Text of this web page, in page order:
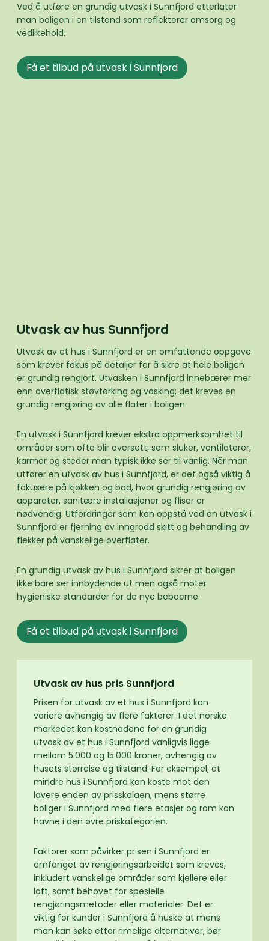
Ved å utføre en grundig utvask i Sunnfjord etterlater
man boligen i en tilstand som reflekterer omsorg og
vedlikehold.
Få et tilbud på utvask i Sunnfjord
Utvask av hus Sunnfjord
Utvask av et hus i Sunnfjord er en omfattende oppgave
som krever fokus på detaljer for å sikre at hele boligen
er grundig rengjort. Utvasken i Sunnfjord innebærer mer
enn overflatisk støvtørking og vasking; det kreves en
grundig rengjøring av alle flater i boligen.
En utvask i Sunnfjord krever ekstra oppmerksomhet til
områder som ofte blir oversett, som sluker, ventilatorer,
karmer og steder man typisk ikke ser til vanlig. Når man
utfører en utvask av hus i Sunnfjord, er det også viktig å
fokusere på kjøkken og bad, hvor grundig rengjøring av
apparater, sanitære installasjoner og fliser er
nødvendig. Utfordringer som kan oppstå ved en utvask i
Sunnfjord er fjerning av inngrodd skitt og behandling av
flekker på vanskelige overflater.
En grundig utvask av hus i Sunnfjord sikrer at boligen
ikke bare ser innbydende ut men også møter
hygieniske standarder for de nye beboerne.
Få et tilbud på utvask i Sunnfjord
Utvask av hus pris Sunnfjord
Prisen for utvask av et hus i Sunnfjord kan
variere avhengig av flere faktorer. I det norske
markedet kan kostnadene for en grundig
utvask av et hus i Sunnfjord vanligvis ligge
mellom 5.000 og 15.000 kroner, avhengig av
husets størrelse og tilstand. For eksempel; et
mindre hus i Sunnfjord kan koste mot den
lavere enden av prisskalaen, mens større
boliger i Sunnfjord med flere etasjer og rom kan
havne i den øvre priskategorien.
Faktorer som påvirker prisen i Sunnfjord er
omfanget av rengjøringsarbeidet som kreves,
inkludert vanskelige områder som kjellere eller
loft, samt behovet for spesielle
rengjøringsmetoder eller materialer. Det er
viktig for kunder i Sunnfjord å huske at mens
man kan søke etter rimelige alternativer, bør